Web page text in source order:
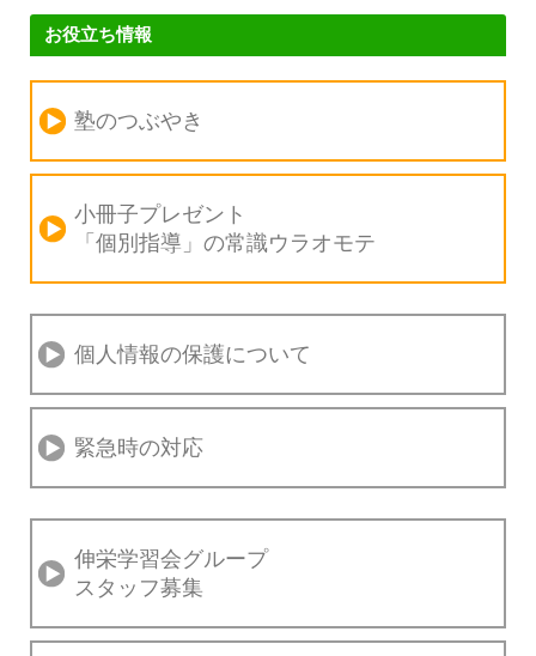
お役立ち情報
塾のつぶやき
小冊子プレゼント
「個別指導」の常識ウラオモテ
個人情報の保護について
緊急時の対応
伸栄学習会グループ
スタッフ募集